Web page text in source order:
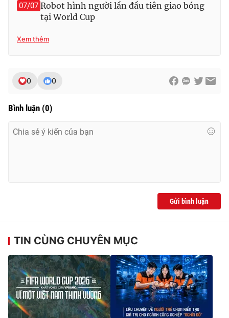
07/07 Robot hình người lần đầu tiên giao bóng
tại World Cup
Xem thêm
0 0
Bình luận (0)
Gửi bình luận
TIN CÙNG CHUYÊN MỤC